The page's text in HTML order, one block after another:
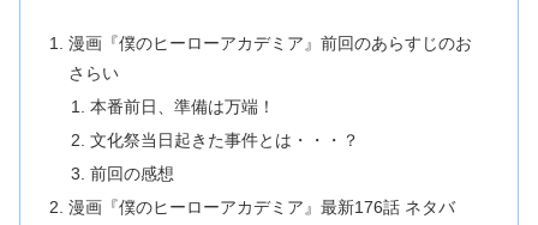
漫画『僕のヒーローアカデミア』前回のあらすじのお
さらい
本番前日、準備は万端！
文化祭当日起きた事件とは・・・？
前回の感想
漫画『僕のヒーローアカデミア』最新176話 ネタバ